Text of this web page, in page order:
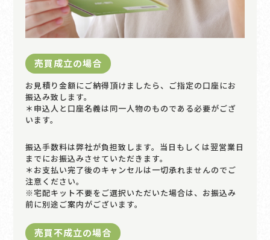
売買成立の場合
お見積り金額にご納得頂けましたら、ご指定の口座にお
振込み致します。
＊申込人と口座名義は同一人物のものである必要がござ
います。
振込手数料は弊社が負担致します。当日もしくは翌営業日
までにお振込みさせていただきます。
＊お支払い完了後のキャンセルは一切承れませんのでご
注意ください。
※宅配キット不要をご選択いただいた場合は、お振込み
前に別途ご案内がございます。
売買不成立の場合